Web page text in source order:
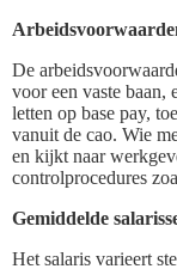
De
voor een vaste baan,
letten op base pay,
vanuit de cao. Wie
en kijkt naar
controlprocedures
Gemiddelde
Het salaris varieert